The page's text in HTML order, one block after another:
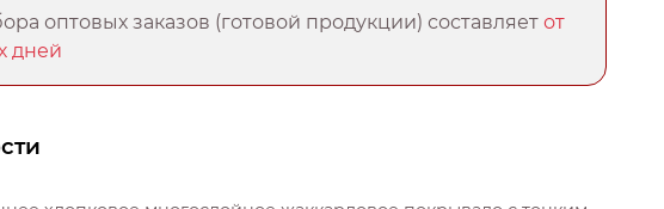
оптовых заказов (готовой продукции) составляетот
дней